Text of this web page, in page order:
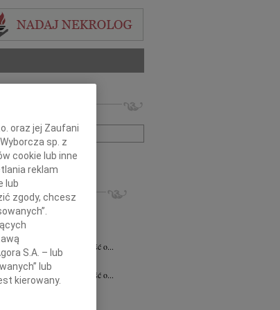
zaawansowane
Dorocie Agaciak...
06.07.2026
przyjęliśmy wiadomość o...
23.06.2026 Białystok
przyjęliśmy wiadomość o...
współczucia i...
oraz jej Zaufani
sp. z
cookie lub inne
reklam
lub
zgody, chcesz
S.A. – lub
lub
kierowany.